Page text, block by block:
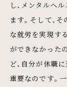
し、メンタルヘ
ます。そして、
な就労を実現す
ができなかった
ど、自分が休職
重要なのです。